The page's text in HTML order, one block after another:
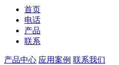
首页
电话
产品
联系
产品中心 应用案例 联系我们